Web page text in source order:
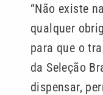
“Não existe
qualquer
para que o
da Seleção
dispensar,